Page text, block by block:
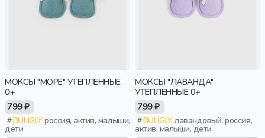
МОКСЫ "МОРЕ" УТЕПЛЕННЫЕ
0+
799 ₽
BUNGLYроссия, актив, малыши,
дети
МОКСЫ "ЛАВАНДА"
УТЕПЛЕННЫЕ 0+
799 ₽
BUNGLYлавандовый, россия,
актив, малыши, дети